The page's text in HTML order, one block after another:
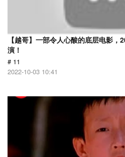
【越哥】一部令人心酸的底层电影
演！
# 11
2022-10-03 10:41